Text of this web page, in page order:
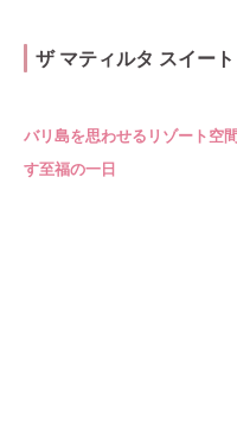
ザ マティルタ スイー
バリ島を思わせるリゾート空
す至福の一日